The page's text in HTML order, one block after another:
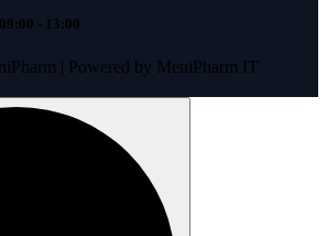
- 13:00
| Powered by MeniPharm IT